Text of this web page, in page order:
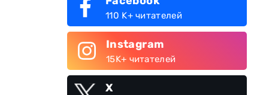
110 K+ читателей
Instagram
15K+ читателей
X